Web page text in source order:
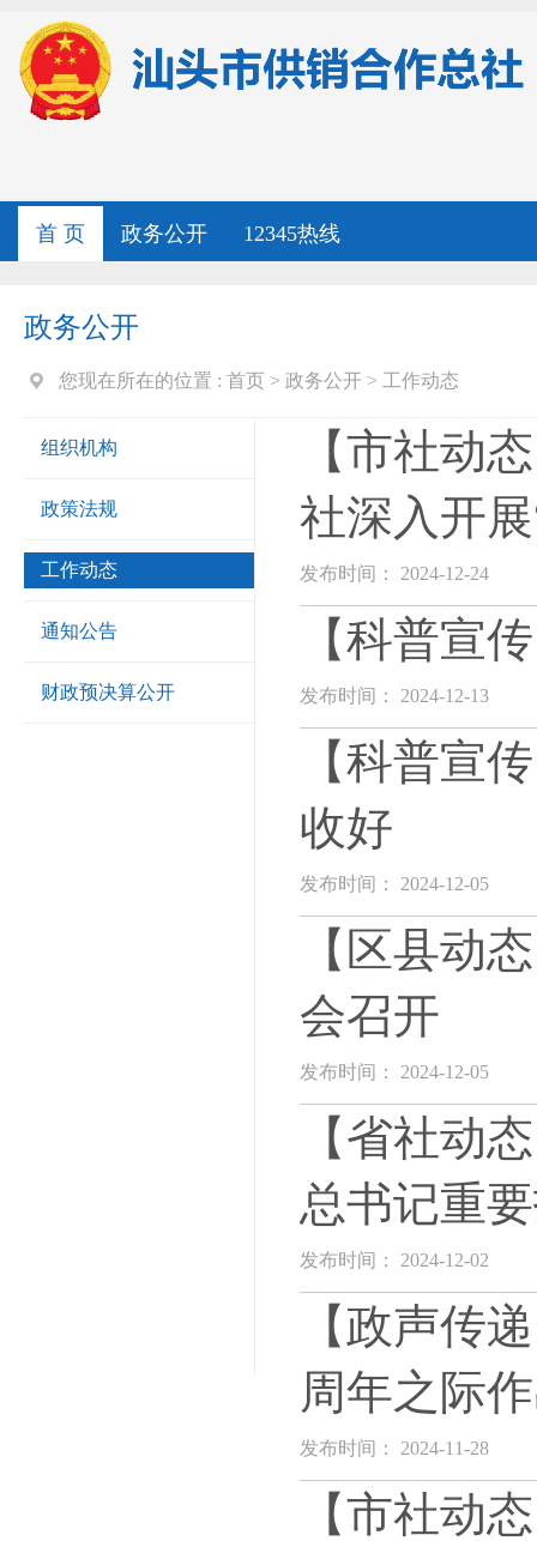
首 页 政务公开 12345热线
政务公开
您现在所在的位置 : 首页 > 政务公开 > 工作动态
组织机构
政策法规
工作动态
通知公告
财政预决算公开
【市社动
社深入开
发布时间： 2024-12-24
【科普宣
发布时间： 2024-12-13
【科普宣
收好
发布时间： 2024-12-05
【区县动
会召开
发布时间： 2024-12-05
【省社动
总书记重
发布时间： 2024-12-02
【政声传
周年之际
发布时间： 2024-11-28
【市社动